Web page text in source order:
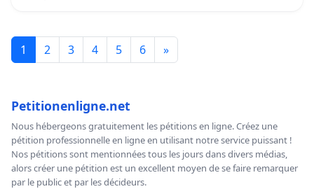
1 2 3 4 5 6 »
Petitionenligne.net
Nous hébergeons gratuitement les pétitions en ligne. Créez une
pétition professionnelle en ligne en utilisant notre service puissant !
Nos pétitions sont mentionnées tous les jours dans divers médias,
alors créer une pétition est un excellent moyen de se faire remarquer
par le public et par les décideurs.